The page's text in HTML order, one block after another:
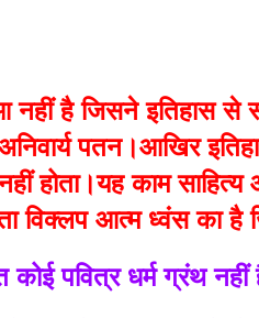
नहीं है जिसने इतिहास से
पतन।आखिर
होता।यह काम
विक्लप आत्म ध्वंस का
कोई पवित्र धर्म ग्रंथ